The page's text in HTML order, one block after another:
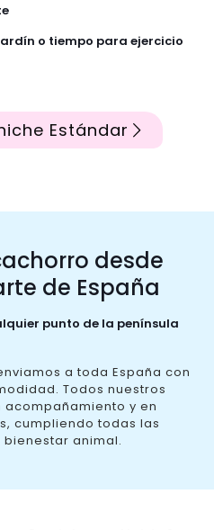
o tiempo para ejercicio
Estándar
desde
de España
punto de la península
a toda España con
Todos nuestros
y en
cumpliendo todas las
animal.